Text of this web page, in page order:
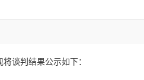
谈判结果公示如下：